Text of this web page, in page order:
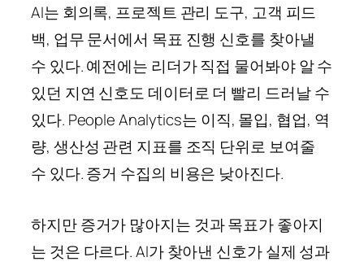
AI는 회의록, 프로젝트 관리 도구, 고객 피드
백, 업무 문서에서 목표 진행 신호를 찾아낼
수 있다. 예전에는 리더가 직접 물어봐야 알 수
있던 지연 신호도 데이터로 더 빨리 드러날 수
있다. People Analytics는 이직, 몰입, 협업, 역
량, 생산성 관련 지표를 조직 단위로 보여줄
수 있다. 증거 수집의 비용은 낮아진다.
하지만 증거가 많아지는 것과 목표가 좋아지
는 것은 다르다. AI가 찾아낸 신호가 실제 성과